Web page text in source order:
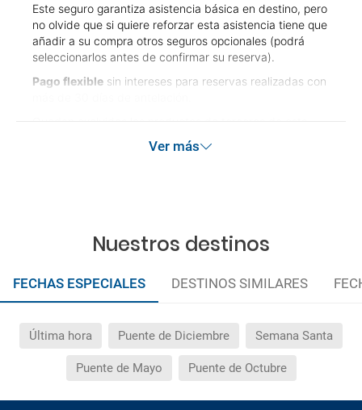
Este seguro garantiza asistencia básica en destino, pero
no olvide que si quiere reforzar esta asistencia tiene que
añadir a su compra otros seguros opcionales (podrá
seleccionarlos antes de confirmar su reserva).
Pago flexible sin intereses para reservas realizadas con
Ver más
Nuestros destinos
FECHAS ESPECIALES DESTINOS SIMILARES
Última hora Puente de Diciembre Semana Santa
Puente de Mayo Puente de Octubre